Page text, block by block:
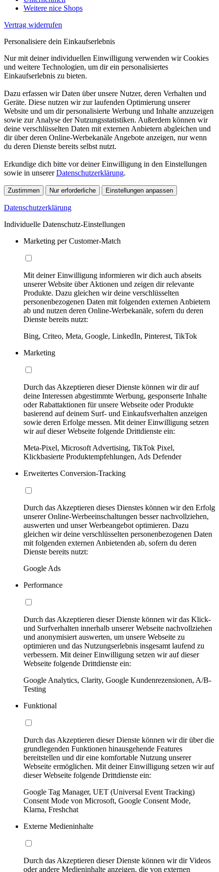
Weitere nice Shops
Vertrag widerrufen
Personalisiere dein Einkaufserlebnis
Nur mit deiner individuellen Einwilligung verwenden wir Cookies
und weitere Technologien, um dir ein personalisiertes
Einkaufserlebnis zu bieten.
Dazu erfassen wir Daten über unsere Nutzer, deren Verhalten und
Geräte. Diese nutzen wir zur laufenden Optimierung unserer
Website und um dir personalisierte Werbung und Inhalte anzuzeigen
sowie zur Analyse der Nutzungsstatistiken. Außerdem können wir
deine verschlüsselten Daten mit externen Anbietern abgleichen und
dir über deren Online-Werbekanäle Angebote anzeigen, nur wenn
du deren Dienste bereits selbst nutzt.
Erkundige dich bitte vor deiner Einwilligung in den Einstellungen
sowie in unsererDatenschutzerklärung.
Zustimmen Nur erforderliche Einstellungen anpassen
Datenschutzerklärung
Individuelle Datenschutz-Einstellungen
Marketing per Customer-Match
Mit deiner Einwilligung informieren wir dich auch abseits
unserer Website über Aktionen und zeigen dir relevante
Produkte. Dazu gleichen wir deine verschlüsselten
personenbezogenen Daten mit folgenden externen Anbietern
ab und nutzen deren Online-Werbekanäle, sofern du deren
Dienste bereits nutzt:
Bing, Criteo, Meta, Google, LinkedIn, Pinterest, TikTok
Marketing
Durch das Akzeptieren dieser Dienste können wir dir auf
deine Interessen abgestimmte Werbung, gesponserte Inhalte
oder Rabattaktionen für unsere Webseite oder Produkte
basierend auf deinem Surf- und Einkaufsverhalten anzeigen
sowie deren Erfolge messen. Mit deiner Einwilligung setzen
wir auf dieser Webseite folgende Drittdienste ein:
Meta-Pixel, Microsoft Advertising, TikTok Pixel,
Klickbasierte Produktempfehlungen, Ads Defender
Erweitertes Conversion-Tracking
Durch das Akzeptieren dieses Dienstes können wir den Erfolg
unserer Online-Werbeeinschaltungen besser nachvollziehen,
auswerten und unser Werbeangebot optimieren. Dazu
gleichen wir deine verschlüsselten personenbezogenen Daten
mit folgenden externen Anbietenden ab, sofern du deren
Dienste bereits nutzt:
Google Ads
Performance
Durch das Akzeptieren dieser Dienste können wir das Klick-
und Surfverhalten innerhalb unserer Webseite nachvollziehen
und anonymisiert auswerten, um unsere Webseite zu
optimieren und das Nutzungserlebnis insgesamt laufend zu
verbessern. Mit deiner Einwilligung setzen wir auf dieser
Webseite folgende Drittdienste ein:
Google Analytics, Clarity, Google Kundenrezensionen, A/B-
Testing
Funktional
Durch das Akzeptieren dieser Dienste können wir dir über die
grundlegenden Funktionen hinausgehende Features
bereitstellen und dir eine komfortable Nutzung unserer
Webseite ermöglichen. Mit deiner Einwilligung setzen wir auf
dieser Webseite folgende Drittdienste ein:
Google Tag Manager, UET (Universal Event Tracking)
Consent Mode von Microsoft, Google Consent Mode,
Klarna, Freshchat
Externe Medieninhalte
Durch das Akzeptieren dieser Dienste können wir dir Videos
oder andere Medieninhalte anzeigen, die von externen